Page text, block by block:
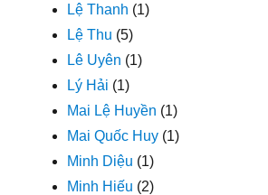
Lệ Thanh (1)
Lệ Thu (5)
Lê Uyên (1)
Lý Hải (1)
Mai Lệ Huyền (1)
Mai Quốc Huy (1)
Minh Diệu (1)
Minh Hiếu (2)